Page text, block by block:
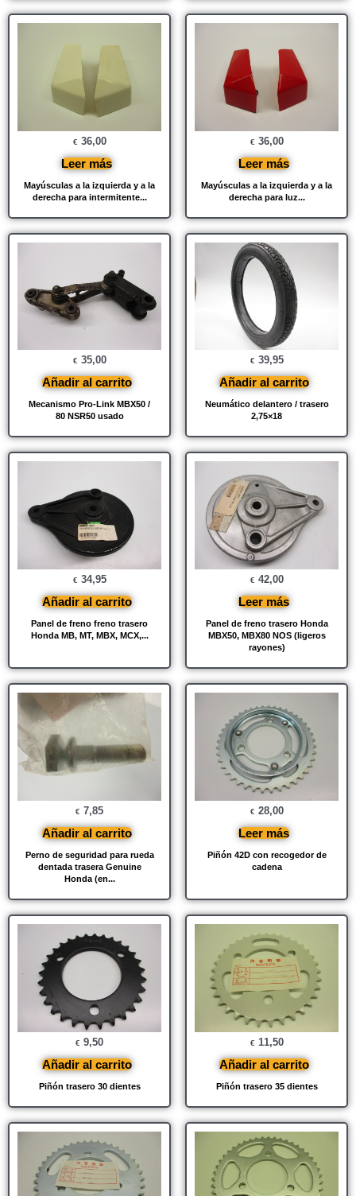
Mayúsculas a la izquierda y a la
derecha para intermitente...
€ 36,00
Leer más
Mayúsculas a la izquierda y a la
derecha para luz...
€ 36,00
Leer más
Mecanismo Pro-Link MBX50 /
80 NSR50 usado
€ 35,00
Añadir al carrito
Neumático delantero / trasero
2,75×18
€ 39,95
Añadir al carrito
Panel de freno freno trasero
Honda MB, MT, MBX, MCX,...
€ 34,95
Añadir al carrito
Panel de freno trasero Honda
MBX50, MBX80 NOS (ligeros
rayones)
€ 42,00
Leer más
Perno de seguridad para rueda
dentada trasera Genuine
Honda (en...
€ 7,85
Añadir al carrito
Piñón 42D con recogedor de
cadena
€ 28,00
Leer más
Piñón trasero 30 dientes
€ 9,50
Añadir al carrito
Piñón trasero 35 dientes
€ 11,50
Añadir al carrito